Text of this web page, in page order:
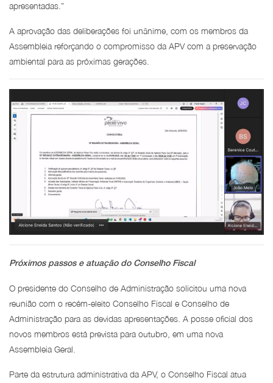
apresentadas.”
A aprovação das deliberações foi unânime, com os membros da
Assembleia reforçando o compromisso da APV com a preservação
ambiental para as próximas gerações.
Próximos passos e atuação do Conselho Fiscal
O presidente do Conselho de Administração solicitou uma nova
reunião com o recém-eleito Conselho Fiscal e Conselho de
Administração para as devidas apresentações. A posse oficial dos
novos membros está prevista para outubro, em uma nova
Assembleia Geral.
Parte da estrutura administrativa da APV, o Conselho Fiscal atua